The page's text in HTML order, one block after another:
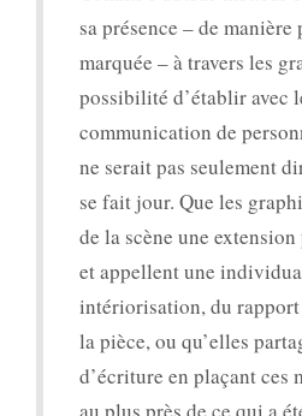
sa présence – de
marquée – à travers les
possibilité d’établir avec
communication de
ne serait pas seulement
se fait jour. Que les
de la scène une
et appellent une
intériorisation, du rapport
la pièce, ou qu’elles
d’écriture en plaçant ces